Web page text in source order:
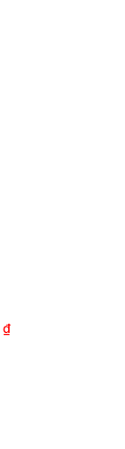
₫Giá
hiện